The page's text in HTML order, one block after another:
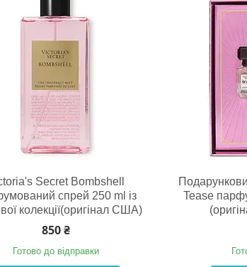
Secret Bombshell
спрей 250 ml із
колекції(оригінал США)
850 ₴
Готово до відправки
Tease